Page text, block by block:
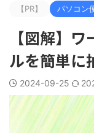
【PR】 パソコン
【図解】
ルを簡単に
2024-09-25